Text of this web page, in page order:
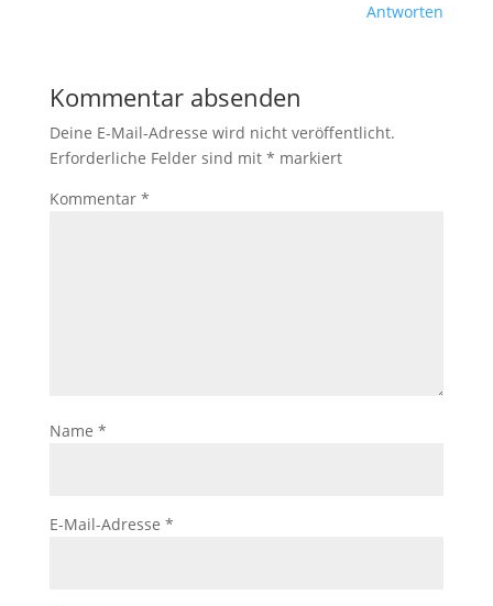
Antworten
Kommentar absenden
Deine E-Mail-Adresse wird nicht veröffentlicht.
Erforderliche Felder sind mit * markiert
Kommentar *
Name *
E-Mail-Adresse *